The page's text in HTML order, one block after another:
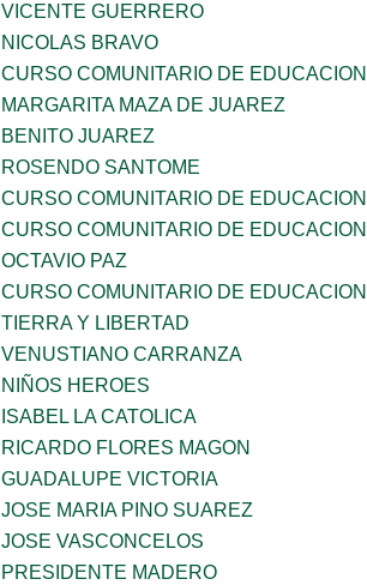
VICENTE GUERRERO
NICOLAS BRAVO
CURSO COMUNITARIO DE
MARGARITA MAZA DE JUAREZ
BENITO JUAREZ
ROSENDO SANTOME
CURSO COMUNITARIO DE
CURSO COMUNITARIO DE
OCTAVIO PAZ
CURSO COMUNITARIO DE
TIERRA Y LIBERTAD
VENUSTIANO CARRANZA
NIÑOS HEROES
ISABEL LA CATOLICA
RICARDO FLORES MAGON
GUADALUPE VICTORIA
JOSE MARIA PINO SUAREZ
JOSE VASCONCELOS
PRESIDENTE MADERO